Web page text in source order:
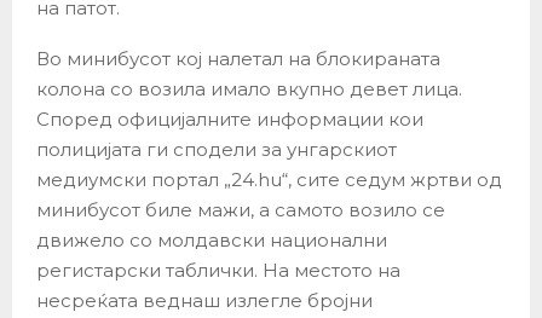
на патот.
Во минибусот кој налетал на блокираната
колона со возила имало вкупно девет лица.
Според официјалните информации кои
полицијата ги сподели за унгарскиот
медиумски портал „24.hu“, сите седум жртви од
минибусот биле мажи, а самото возило се
движело со молдавски национални
регистарски таблички. На местото на
несреќата веднаш излегле бројни